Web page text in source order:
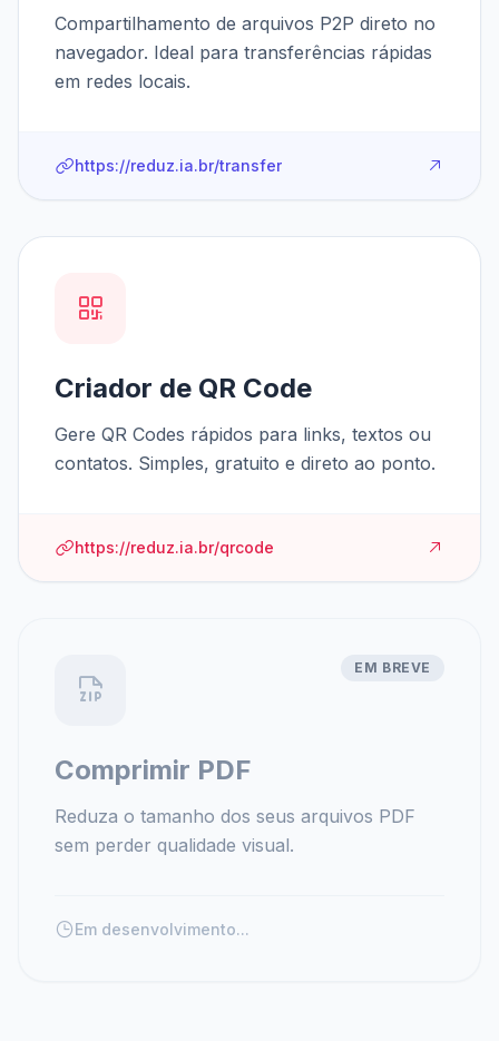
Compartilhamento de arquivos P2P direto no
navegador. Ideal para transferências rápidas
em redes locais.
https://reduz.ia.br/transfer
Criador de QR Code
Gere QR Codes rápidos para links, textos ou
contatos. Simples, gratuito e direto ao ponto.
https://reduz.ia.br/qrcode
EM BREVE
Comprimir PDF
Reduza o tamanho dos seus arquivos PDF
sem perder qualidade visual.
Em desenvolvimento...